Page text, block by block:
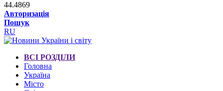
44.4869
Авторизація
Пошук
RU
ВСІ РОЗДІЛИ
Головна
Україна
Місто